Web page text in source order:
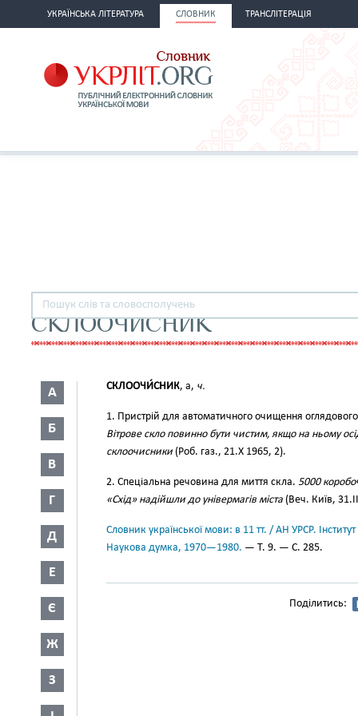
УКРАЇНСЬКА ЛІТЕРАТУРА СЛОВНИК ТРАНСЛІТЕРАЦІЯ
СКЛООЧИСНИК
А
Б
В
Г
Д
Е
Є
Ж
З
СКЛООЧИ́СНИК, а, ч.
1. Пристрій для автоматичного очищення
Вітрове скло повинно бути чистим, якщо на ньому
склоочисники (Роб. газ., 21.Х 1965, 2).
2. Спеціальна речовина для миття скла. 5000
«Схід» надійшли до універмагів міста (Веч. Київ,
Словник української мови: в 11 тт. / АН УРСР.
Наукова думка, 1970—1980. — Т. 9. — С. 285.
Поділитись: